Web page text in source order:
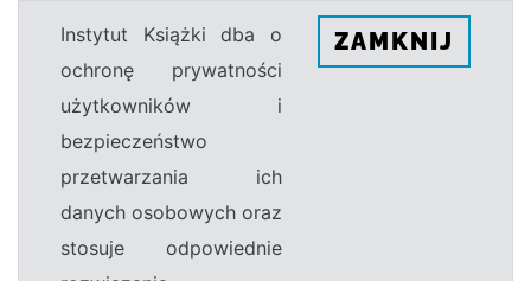
Instytut Książki dba o
ochronę prywatności
użytkowników i
bezpieczeństwo
przetwarzania ich
danych osobowych oraz
stosuje odpowiednie
ZAMKNIJ